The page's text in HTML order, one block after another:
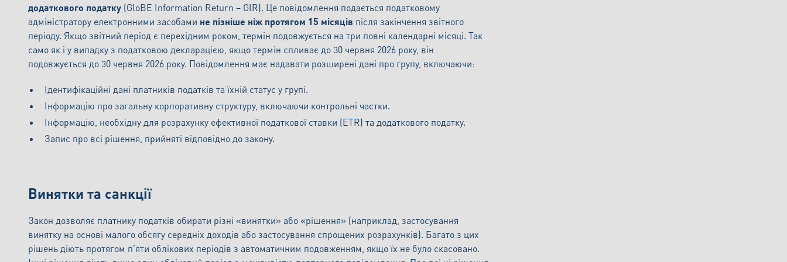
додаткового податку (GloBE Information Return – GIR). Це повідомлення подається податковому
адміністратору електронними засобами не пізніше ніж протягом 15 місяців після закінчення звітного
періоду. Якщо звітний період є перехідним роком, термін подовжується на три повні календарні місяці. Так
само як і у випадку з податковою декларацією, якщо термін спливає до 30 червня 2026 року, він
подовжується до 30 червня 2026 року. Повідомлення має надавати розширені дані про групу, включаючи:
Ідентифікаційні дані платників податків та їхній статус у групі.
Інформацію про загальну корпоративну структуру, включаючи контрольні частки.
Інформацію, необхідну для розрахунку ефективної податкової ставки (ETR) та додаткового податку.
Запис про всі рішення, прийняті відповідно до закону.
Винятки та санкції
Закон дозволяє платнику податків обирати різні «винятки» або «рішення» (наприклад, застосування
винятку на основі малого обсягу середніх доходів або застосування спрощених розрахунків). Багато з цих
рішень діють протягом п’яти облікових періодів з автоматичним подовженням, якщо їх не було скасовано.